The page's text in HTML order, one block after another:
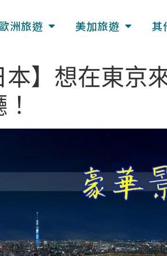
洲旅遊 美加旅遊 其
本】想在東